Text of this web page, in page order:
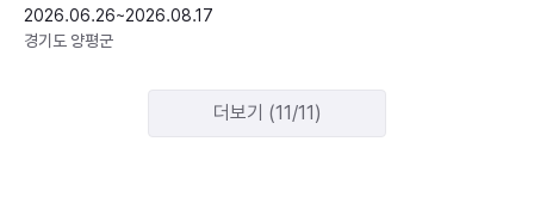
2026.06.26~2026.08.17
경기도 양평군
더보기 (11/11)